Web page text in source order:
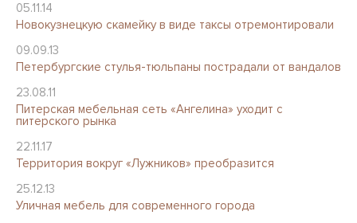
05.11.14
Новокузнецкую скамейку в виде таксы отремонтировали
09.09.13
Петербургские стулья-тюльпаны пострадали от вандалов
23.08.11
Питерская мебельная сеть «Ангелина» уходит с
питерского рынка
22.11.17
Территория вокруг «Лужников» преобразится
25.12.13
Уличная мебель для современного города